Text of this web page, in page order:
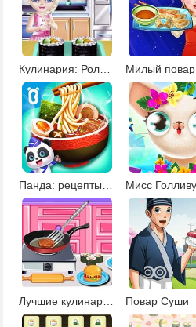
Кулинария: Роллы Калифорния Милый повар
Лучшие кулинарные рецепты мира Повар Суши